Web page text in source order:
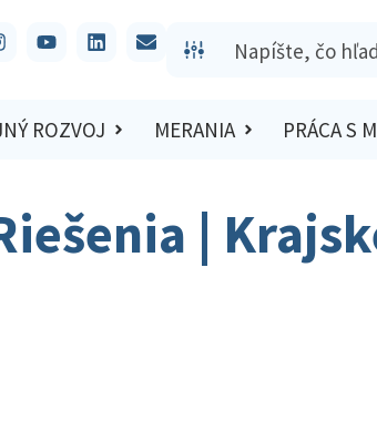
ROZVOJ MERANIA PRÁCA S
|